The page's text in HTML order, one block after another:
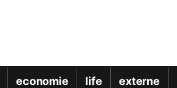
economie life externe